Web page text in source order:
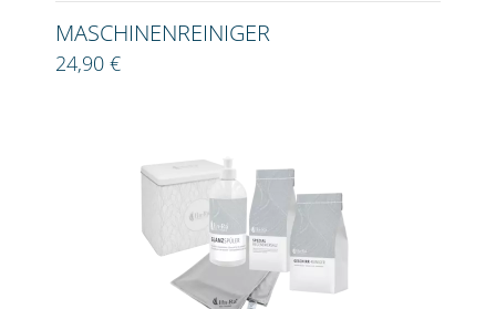
MASCHINENREINIGER
24,90 €